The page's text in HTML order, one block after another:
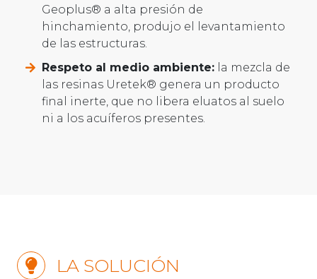
Geoplus® a alta presión de
hinchamiento, produjo el levantamiento
de las estructuras.
Respeto al medio ambiente: la mezcla de
las resinas Uretek® genera un producto
final inerte, que no libera eluatos al suelo
ni a los acuíferos presentes.
LA SOLUCIÓN